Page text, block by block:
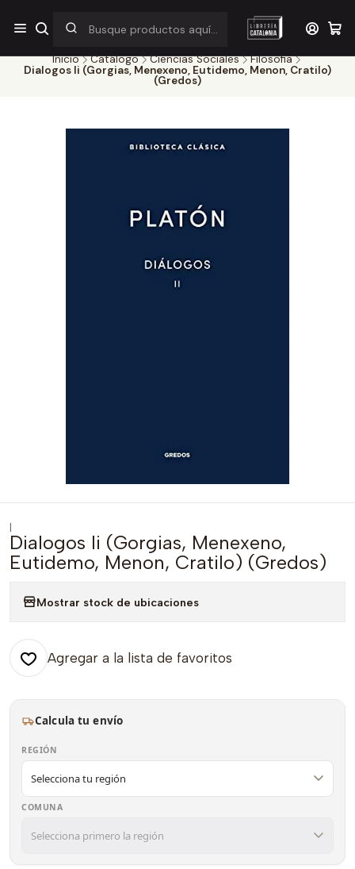
¡Por pocos días! Despacho a $1.000 en RM por compras sobre
$38.000
Inicio Catálogo Ciencias Sociales
Filosofia
Dialogos Ii (Gorgias, Menexeno, Eutidemo, Menon, Cratilo)
(Gredos)
|
Dialogos Ii (Gorgias, Menexeno,
Eutidemo, Menon, Cratilo) (Gredos)
Mostrar stock de ubicaciones
Agregar a la lista de favoritos
Calcula tu envío
REGIÓN
COMUNA